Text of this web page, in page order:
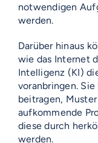
notwendigen
werden.
Darüber hinaus
wie das Internet
Intelligenz (KI)
voranbringen.
beitragen,
aufkommende
diese durch
werden.